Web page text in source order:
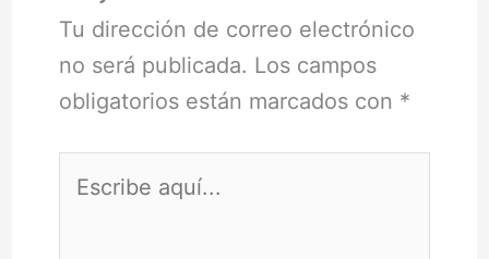
Tu dirección de correo electrónico
no será publicada. Los campos
obligatorios están marcados con *
aquí...